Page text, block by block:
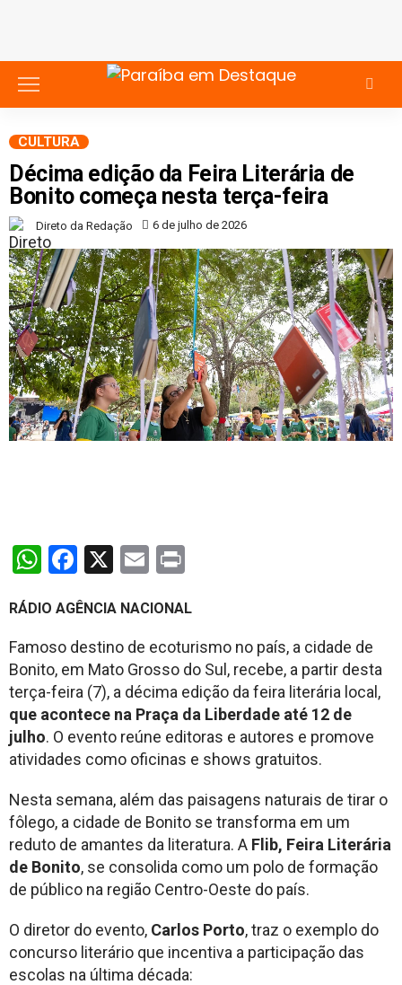
CULTURA
Décima edição da Feira Literária de
Bonito começa nesta terça-feira
Direto da Redação 6 de julho de 2026
WhatsApp
Facebook
X Email
RÁDIO AGÊNCIA NACIONAL
Famoso destino de ecoturismo no país, a cidade de
Bonito, em Mato Grosso do Sul, recebe, a partir desta
terça-feira (7), a décima edição da feira literária local,
que acontece na Praça da Liberdade até 12 de
julho. O evento reúne editoras e autores e promove
atividades como oficinas e shows gratuitos.
Nesta semana, além das paisagens naturais de tirar o
fôlego, a cidade de Bonito se transforma em um
reduto de amantes da literatura. A Flib, Feira Literária
de Bonito, se consolida como um polo de formação
de público na região Centro-Oeste do país.
O diretor do evento, Carlos Porto, traz o exemplo do
concurso literário que incentiva a participação das
escolas na última década: